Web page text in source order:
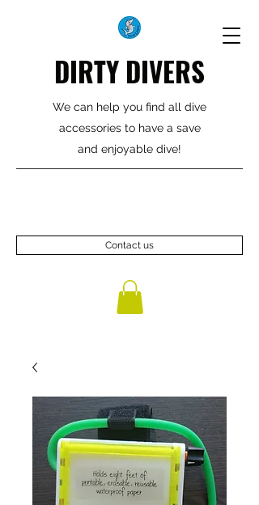
DIRTY DIVERS
We can help you find all dive
accessories to have a save
and enjoyable dive!
Contact us